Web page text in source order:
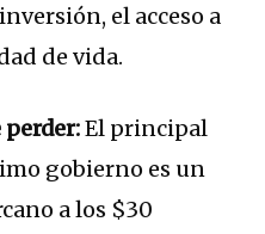
el acceso a
de vida.
perder:El principal
gobierno es un
a los $30